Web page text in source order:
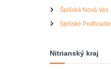
Špišská Nová Ves
Spišské Podhradie
Nitrianský kraj